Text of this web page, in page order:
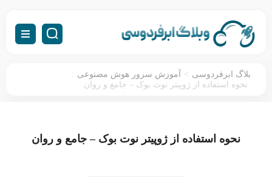
بلاگ ابرفردوسی > آموزش سرور هوش مصنوعی :
نحوه استفاده از ژوپیتر نوت بوک – جامع و روان
نحوه استفاده از ژوپیتر نوت بوک – جامع و روان